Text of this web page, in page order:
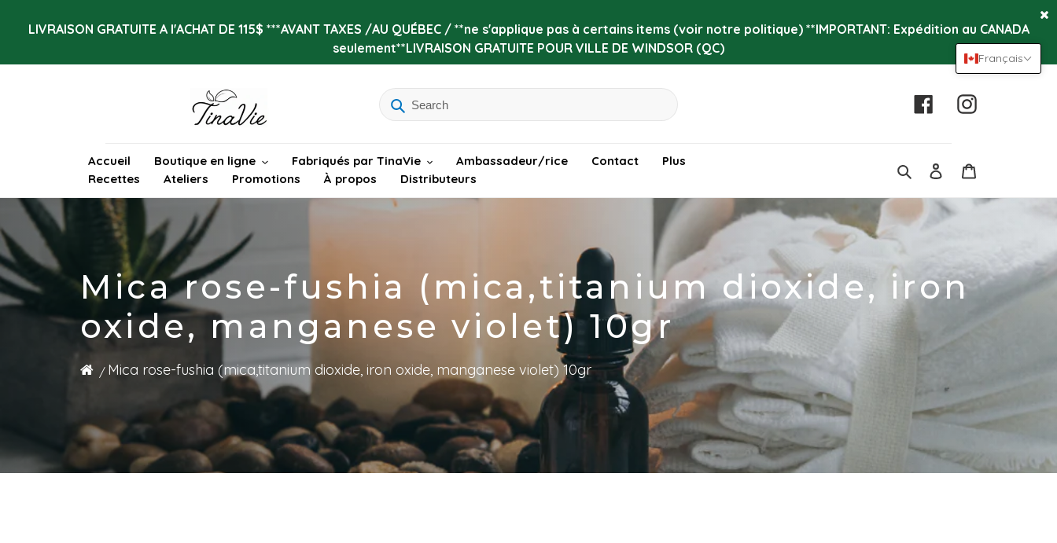
LIVRAISON GRATUITE A l'ACHAT DE 115$ ***AVANT TAXES /AU QUÉBEC / **ne s'applique pas à certains items (voir notre politique) **IMPORTANT: Expédition au CANADA
seulement**LIVRAISON GRATUITE POUR VILLE DE WINDSOR (QC)
FacebookInstagram
Accueil Boutique en ligne Fabriqués par TinaVie Ambassadeur/rice Contact
Plus
Recettes
Ateliers Promotions À propos Distributeurs
Mica rose-fushia (mica,titanium dioxide, iron
oxide, manganese violet) 10gr
Mica rose-fushia (mica,titanium dioxide, iron oxide, manganese violet) 10gr
Français